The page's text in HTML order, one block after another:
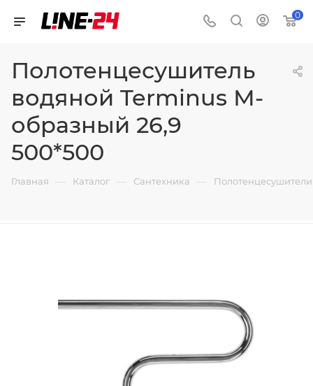
0
Полотенцесушитель
водяной Terminus М-
образный 26,9
500*500
Главная — Каталог — Сантехника — Полотенцесушители